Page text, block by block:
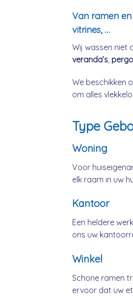
Van ramen en
vitrines, …
Wij wassen niet
veranda’s,
We beschikken
om alles
Type
Woning
Voor
elk raam in uw
Kantoor
Een heldere
ons uw
Winkel
Schone ramen
ervoor dat uw